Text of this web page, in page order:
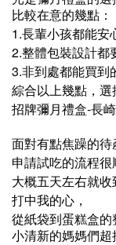
比較在意的幾點：
1.長輩小孩都能安
2.整體包裝設計都
3.非到處都能買到
綜合以上幾點 ， 選
招牌彌月禮盒-長崎
面對有點焦躁的待
申請試吃的流程很
大概五天左右就收
打中我的心 ，
從紙袋到蛋糕盒
小清新的媽媽們超